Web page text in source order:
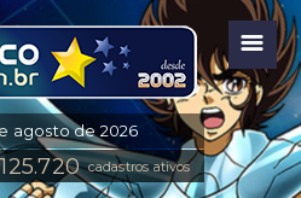
☰
cadastros ativos